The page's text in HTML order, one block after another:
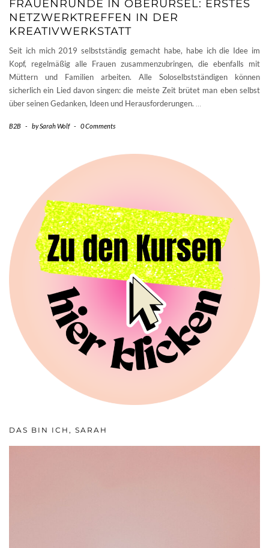
FRAUENRUNDE IN OBERURSEL: ERSTES
NETZWERKTREFFEN IN DER
KREATIVWERKSTATT
Seit ich mich 2019 selbstständig gemacht habe, habe ich die Idee im
Kopf, regelmäßig alle Frauen zusammenzubringen, die ebenfalls mit
Müttern und Familien arbeiten. Alle Soloselbstständigen können
sicherlich ein Lied davon singen: die meiste Zeit brütet man eben selbst
über seinen Gedanken, Ideen und Herausforderungen.
B2B - bySarah Wolf - 0 Comments
DAS BIN ICH, SARAH